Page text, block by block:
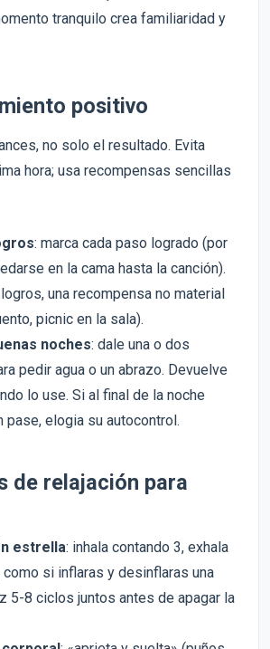
tranquilo crea familiaridad y
positivo
no solo el resultado. Evita
hora; usa recompensas sencillas
: marca cada paso logrado (por
en la cama hasta la canción).
una recompensa no material
picnic en la sala).
noches: dale una o dos
pedir agua o un abrazo. Devuelve
lo use. Si al final de la noche
pase, elogia su autocontrol.
de relajación para
estrella: inhala contando 3, exhala
como si inflaras y desinflaras una
5-8 ciclos juntos antes de apagar la